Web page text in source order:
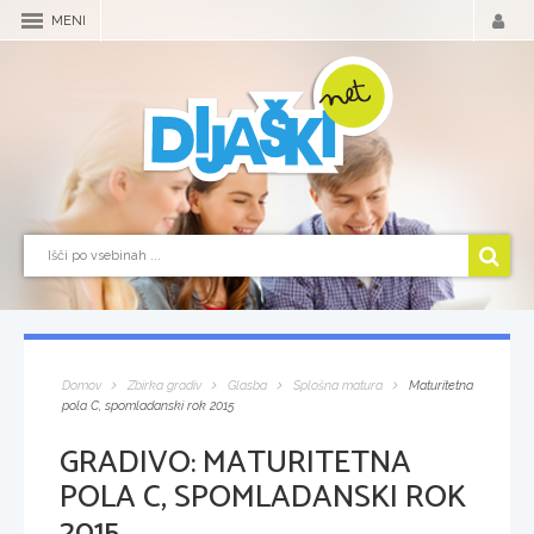
MENI
Domov Zbirka gradiv Glasba Splošna matura
Maturitetna
pola C, spomladanski rok 2015
GRADIVO:MATURITETNA
POLA C, SPOMLADANSKI ROK